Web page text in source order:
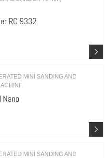
RC 9332
MINI SANDING AND
Nano
MINI SANDING AND